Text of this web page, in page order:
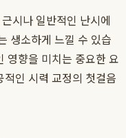
시나 일반적인 난시에
생소하게 느낄 수 있습
영향을 미치는 중요한 요
인 시력 교정의 첫걸음